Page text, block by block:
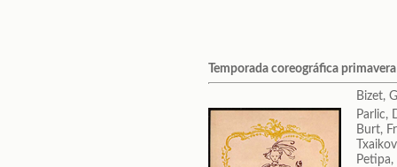
Temporada coreográfica
Bizet,
Parlic,
Burt,